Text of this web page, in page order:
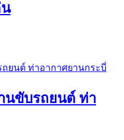
นขับรถยนต์ ท่า